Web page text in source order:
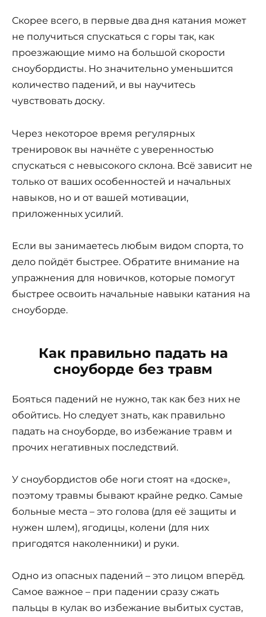
Скорее всего, в первые два дня катания может
не получиться спускаться с горы так, как
проезжающие мимо на большой скорости
сноубордисты. Но значительно уменьшится
количество падений, и вы научитесь
чувствовать доску.
Через некоторое время регулярных
тренировок вы начнёте с уверенностью
спускаться с невысокого склона. Всё зависит не
только от ваших особенностей и начальных
навыков, но и от вашей мотивации,
приложенных усилий.
Если вы занимаетесь любым видом спорта, то
дело пойдёт быстрее. Обратите внимание на
упражнения для новичков, которые помогут
быстрее освоить начальные навыки катания на
сноуборде.
Как правильно падать на
сноуборде без травм
Бояться падений не нужно, так как без них не
обойтись. Но следует знать, как правильно
падать на сноуборде, во избежание травм и
прочих негативных последствий.
У сноубордистов обе ноги стоят на «доске»,
поэтому травмы бывают крайне редко. Самые
больные места – это голова (для её защиты и
нужен шлем), ягодицы, колени (для них
пригодятся наколенники) и руки.
Одно из опасных падений – это лицом вперёд.
Самое важное – при падении сразу сжать
пальцы в кулак во избежание выбитых сустав,